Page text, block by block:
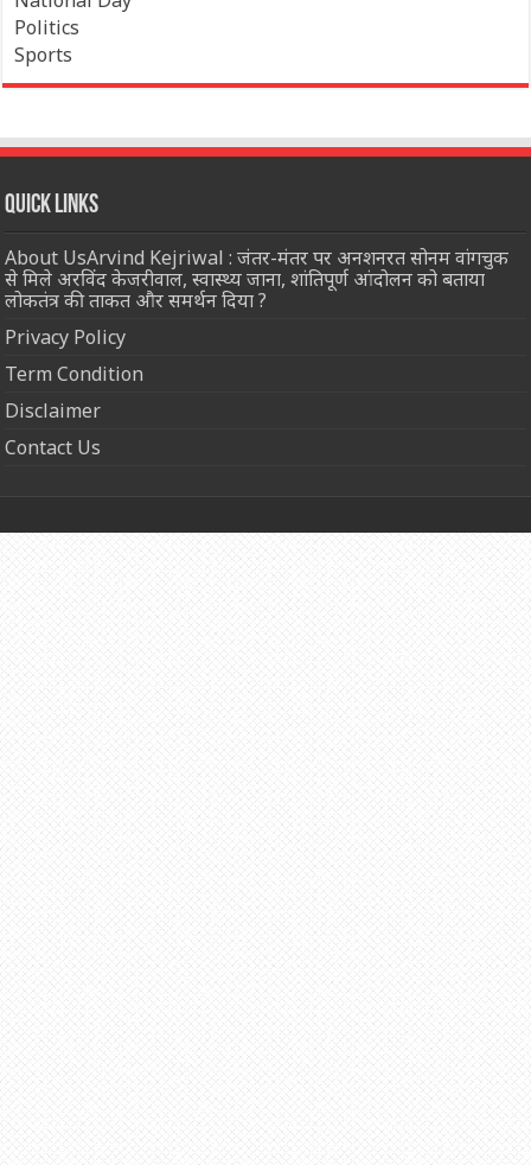
Politics
Sports
Quick Links
About UsArvind Kejriwal : जंतर-मंतर पर अनशनरत सोनम वांगचुक
से मिले अरविंद केजरीवाल, स्वास्थ्य जाना, शांतिपूर्ण आंदोलन को बताया
लोकतंत्र की ताकत और समर्थन दिया ?
Privacy Policy
Term Condition
Disclaimer
Contact Us